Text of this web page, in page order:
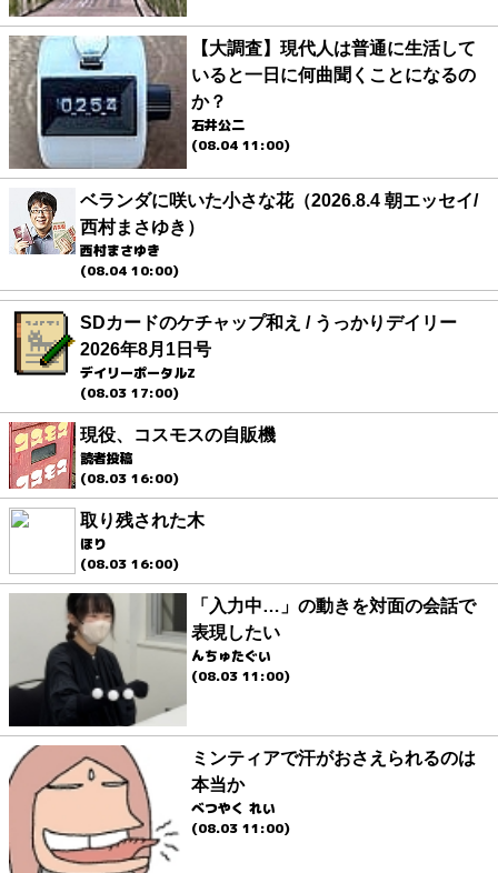
【大調査】現代人は普通に生活して
いると一日に何曲聞くことになるの
か？
石井公二
(08.04 11:00)
ベランダに咲いた小さな花（2026.8.4 朝エッセイ/
西村まさゆき）
西村まさゆき
(08.04 10:00)
SDカードのケチャップ和え / うっかりデイリー
2026年8月1日号
デイリーポータルZ
(08.03 17:00)
現役、コスモスの自販機
読者投稿
(08.03 16:00)
取り残された木
ほり
(08.03 16:00)
「入力中…」の動きを対面の会話で
表現したい
んちゅたぐい
(08.03 11:00)
ミンティアで汗がおさえられるのは
本当か
べつやく れい
(08.03 11:00)